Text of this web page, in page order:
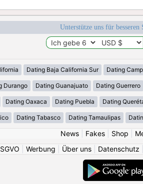
Unterstütze uns für besseren
Dating Baja California Sur Dating
Durango Dating Guanajuato Dating Guerrero
Dating Oaxaca Dating Puebla Dating
Dating Tabasco Dating Tamaulipas
News| Fakes| Shop
Werbung Über uns Datenschutz